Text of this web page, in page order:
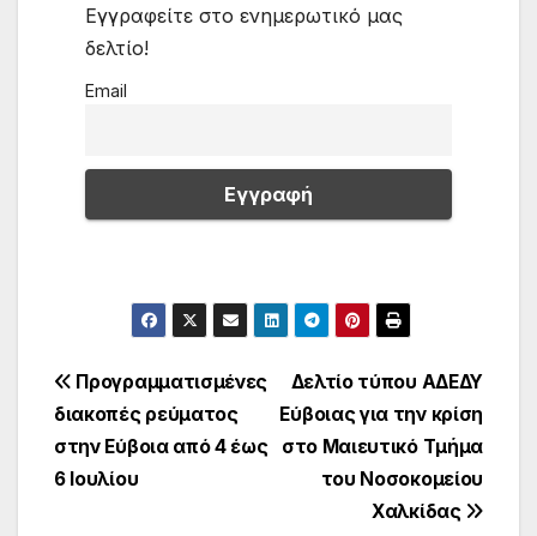
Εγγραφείτε στο ενημερωτικό μας
δελτίο!
Email
Πλοήγηση
άρθρων
Δελτίο τύπου ΑΔΕΔΥ
Εύβοιας για την κρίση
στο Μαιευτικό Τμήμα
του Νοσοκομείου
Χαλκίδας
Προγραμματισμένες
διακοπές ρεύματος
στην Εύβοια από 4 έως
6 Ιουλίου